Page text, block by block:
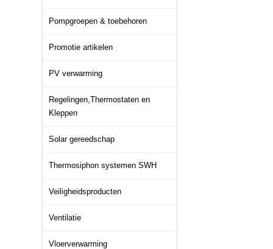
Pompgroepen & toebehoren
Promotie artikelen
PV verwarming
Regelingen,Thermostaten en
Kleppen
Solar gereedschap
Thermosiphon systemen SWH
Veiligheidsproducten
Ventilatie
Vloerverwarming